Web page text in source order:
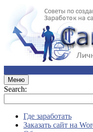
Меню
Search:
Где заработать
Заказать сайт на